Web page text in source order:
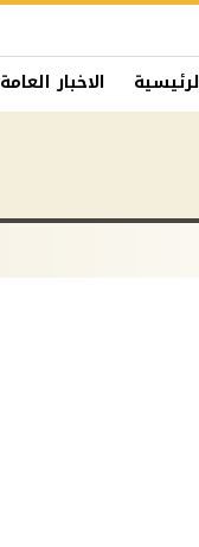
الاخبار العامة